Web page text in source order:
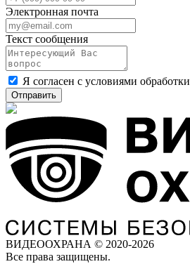
Электронная почта
Текст сообщения
Я согласен с условиями обработки
Отправить
ВИДЕООХРАНА © 2020-2026
Все права защищены.